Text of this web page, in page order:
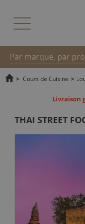
Recherche
> Cours de Cuisine >
Livraison
THAI STREET